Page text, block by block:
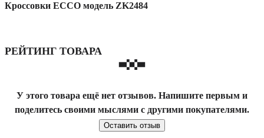
Кроссовки ECCO модель ZK2484
РЕЙТИНГ ТОВАРА
У этого товара ещё нет отзывов. Напишите первым и
поделитесь своими мыслями с другими покупателями.
Оставить отзыв